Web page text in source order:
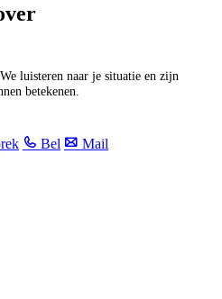
luisteren naar je situatie en zijn
betekenen.
Bel Mail